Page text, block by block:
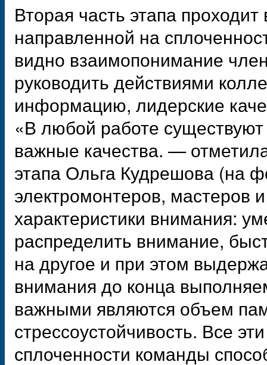
Вторая часть этапа
направленной на
видно взаимопонимание
руководить действиями
информацию, лидерские
«В любой работе
важные качества. —
этапа Ольга Кудрешова (на
электромонтеров, мастеров
характеристики внимания:
распределить внимание,
на другое и при этом
внимания до конца
важными являются объем
стрессоустойчивость. Все
сплоченности команды